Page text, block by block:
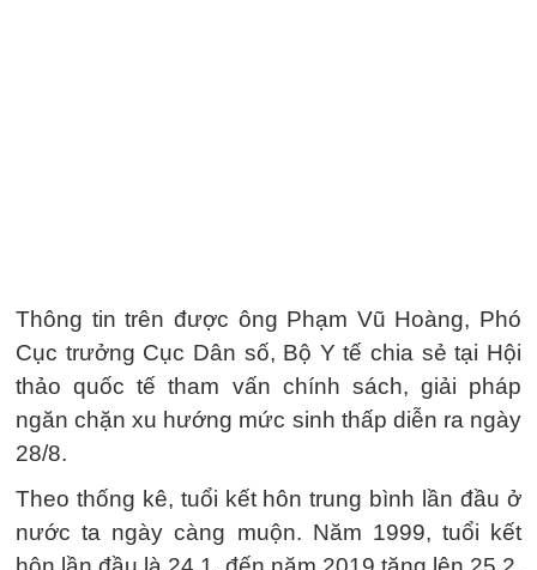
Thông tin trên được ông Phạm Vũ Hoàng, Phó
Cục trưởng Cục Dân số, Bộ Y tế chia sẻ tại Hội
thảo quốc tế tham vấn chính sách, giải pháp
ngăn chặn xu hướng mức sinh thấp diễn ra ngày
28/8.
Theo thống kê, tuổi kết hôn trung bình lần đầu ở
nước ta ngày càng muộn. Năm 1999, tuổi kết